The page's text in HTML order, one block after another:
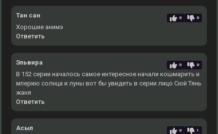
Тан сан 0 0
Хорошие анимэ
Ответить
Эльвира 0 0
В 152 серии началось самое интересное начали кошмарить и
мперию солнца и луны вот бы увидеть в серии лицо Сюй Тянь
жаня
Ответить
Асыл 0 1